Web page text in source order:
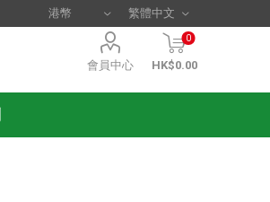
會員中心
0
HK$0.00